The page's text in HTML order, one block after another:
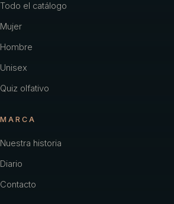
Todo el catálogo
Mujer
Hombre
Unisex
Quiz olfativo
MARCA
Nuestra historia
Diario
Contacto